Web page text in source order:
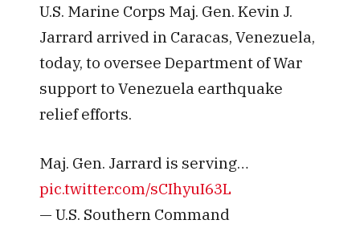
U.S. Marine Corps Maj. Gen. Kevin J.
Jarrard arrived in Caracas, Venezuela,
today, to oversee Department of War
support to Venezuela earthquake
relief efforts.
Maj. Gen. Jarrard is serving…
pic.twitter.com/sCIhyuI63L
— U.S. Southern Command